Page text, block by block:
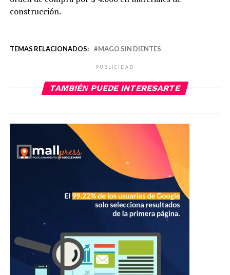
construcción.
TEMAS RELACIONADOS: MAGO SIN DIENTES
PUBLICIDAD
TAMBIÉN PUEDE INTERESARTE